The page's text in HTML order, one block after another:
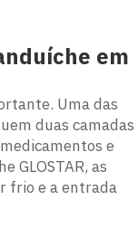
em
Uma das
duas camadas
e
GLOSTAR, as
frio e a entrada